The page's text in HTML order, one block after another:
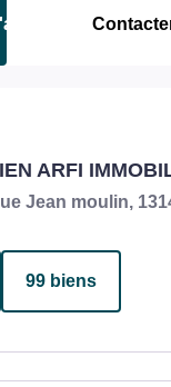
transaction
14 biens
ARFI
Jean moulin,
99 biens